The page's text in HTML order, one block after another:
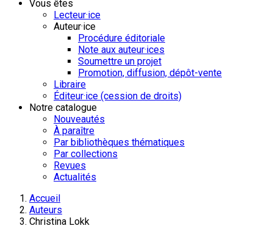
Vous êtes
Lecteur·ice
Auteur·ice
Procédure éditoriale
Note aux auteur·ices
Soumettre un projet
Promotion, diffusion, dépôt-vente
Libraire
Éditeur·ice (cession de droits)
Notre catalogue
Nouveautés
À paraître
Par bibliothèques thématiques
Par collections
Revues
Actualités
Accueil
Auteurs
Christina Lokk